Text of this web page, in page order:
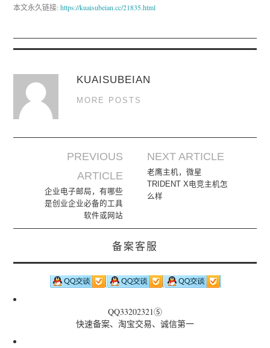
本文永久链接:https://kuaisubeian.cc/21835.html
KUAISUBEIAN
MORE POSTS
Post navigation
PREVIOUS
ARTICLE
企业电子邮局，有哪些
是创业企业必备的工具
软件或网站
NEXT ARTICLE
老鹰主机，微星
TRIDENT X电竞主机怎
么样
备案客服
QQ33202321⑤
快速备案、淘宝交易、诚信第一